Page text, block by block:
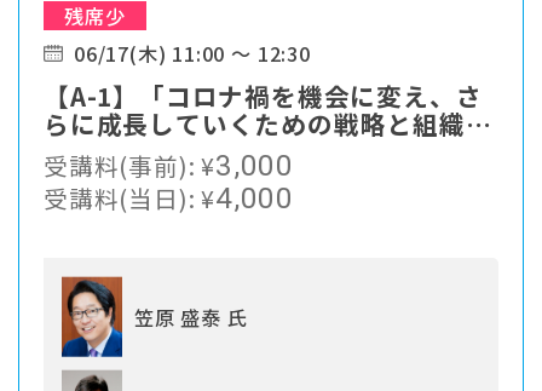
残席少
06/17(木) 11:00 ～ 12:30
【A-1】「コロナ禍を機会に変え、さ
らに成長していくための戦略と組織づ
くり」
受講料(事前):¥3,000
受講料(当日):¥4,000
笠原 盛泰 氏